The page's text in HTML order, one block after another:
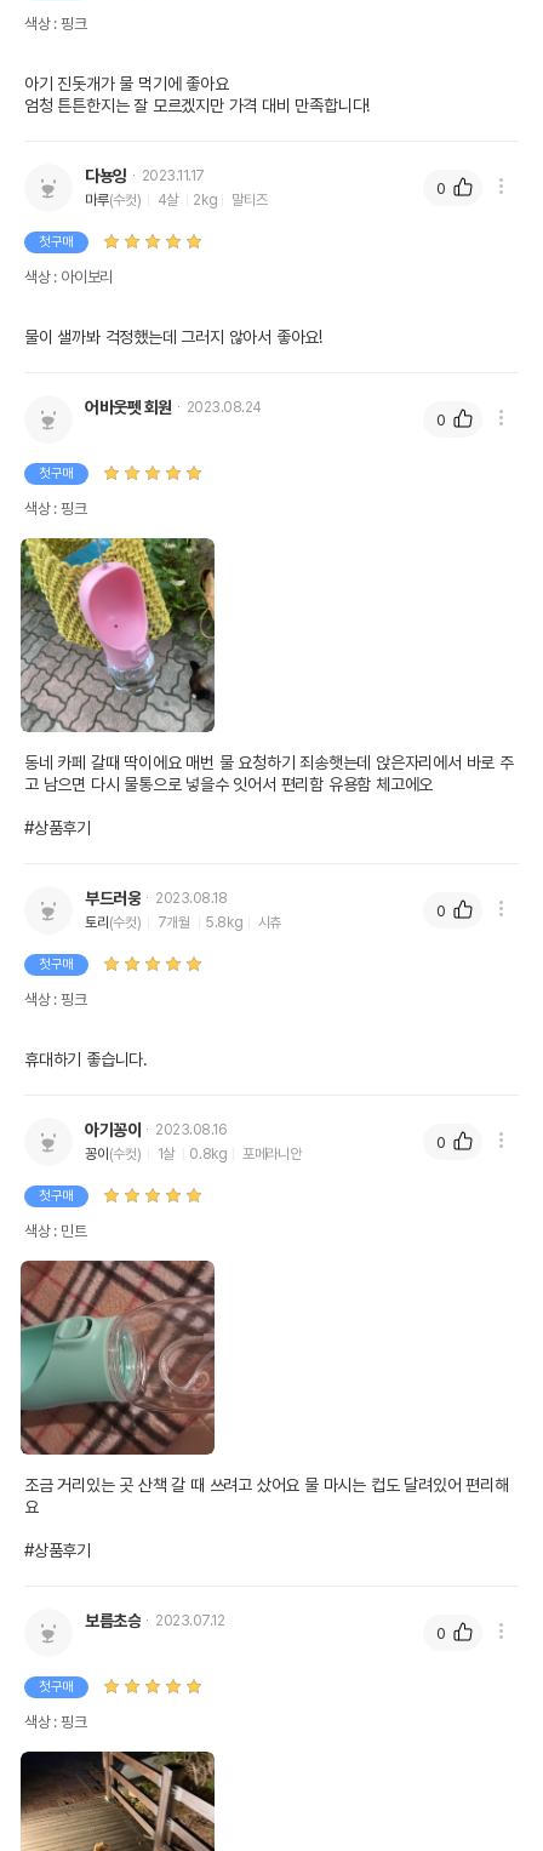
색상 : 핑크
아기 진돗개가 물 먹기에 좋아요
엄청 튼튼한지는 잘 모르겠지만 가격 대비 만족합니다!
다뇽잉
2023.11.17
마루(수컷) 4살 2kg 말티즈
첫구매
색상 : 아이보리
물이 샐까봐 걱정했는데 그러지 않아서 좋아요!
0
어바웃펫 회원 2023.08.24
첫구매
색상 : 핑크
동네 카페 갈때 딱이에요 매번 물 요청하기 죄송햇는데 앉은자리에서 바로 주
고 남으면 다시 물통으로 넣을수 잇어서 편리함 유용함 체고에오
#상품후기
0
부드러웅
2023.08.18
토리 (수컷) 7개월 5.8kg 시츄
첫구매
색상 : 핑크
휴대하기 좋습니다.
0
아기꽁이
2023.08.16
꽁이 (수컷) 1살 0.8kg 포메라니안
첫구매
색상 : 민트
조금 거리있는 곳 산책 갈 때 쓰려고 샀어요 물 마시는 컵도 달려있어 편리해
요
#상품후기
0
보름초승 2023.07.12
첫구매
색상 : 핑크
0